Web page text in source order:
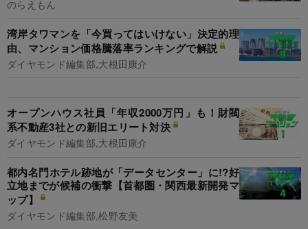
のらえもん
湾岸タワマンを「今買ってはいけない」決定的理
由、マンション価格騰落率ランキングで解説
ダイヤモンド編集部,大根田康介
オープンハウス社員「年収2000万円」も！財閥
系不動産3社との新旧エリート対決
ダイヤモンド編集部,大根田康介
都内名門ホテル跡地が「データセンター」に!?好
立地までが候補の衝撃【首都圏・関西最新開発マ
ップ】
ダイヤモンド編集部,松野友美